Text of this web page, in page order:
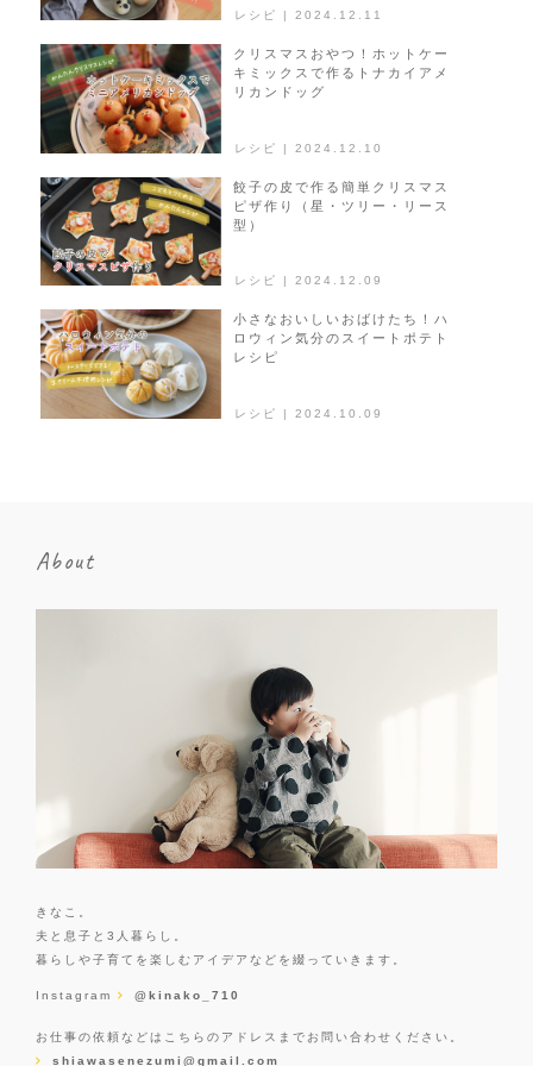
レシピ | 2024.12.11
レシピ | 2024.12.10
クリスマスおやつ！ホットケー
キミックスで作るトナカイアメ
リカンドッグ
レシピ | 2024.12.09
餃子の皮で作る簡単クリスマス
ピザ作り（星・ツリー・リース
型）
レシピ | 2024.10.09
小さなおいしいおばけたち！ハ
ロウィン気分のスイートポテト
レシピ
About
きなこ。
夫と息子と3人暮らし。
暮らしや子育てを楽しむアイデアなどを綴っていきます。
Instagram @kinako_710
お仕事の依頼などはこちらのアドレスまでお問い合わせください。
shiawasenezumi@gmail.com